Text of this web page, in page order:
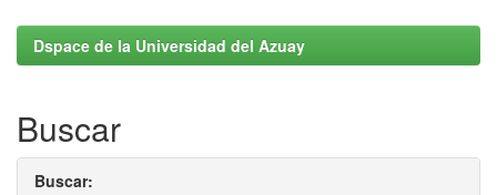
Dspace de la Universidad del Azuay
Buscar
Buscar: